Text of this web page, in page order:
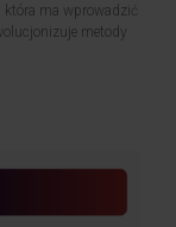
ma wprowadzić
metody